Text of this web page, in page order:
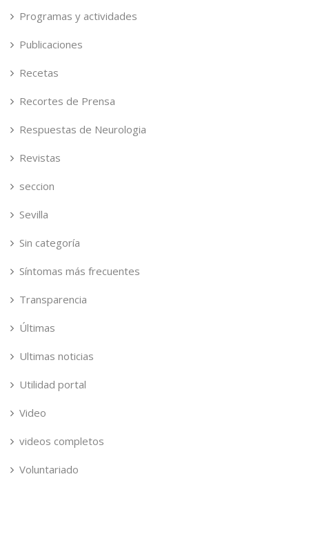
Programas y actividades
Publicaciones
Recetas
Recortes de Prensa
Respuestas de Neurologia
Revistas
seccion
Sevilla
Sin categoría
Síntomas más frecuentes
Transparencia
Últimas
Ultimas noticias
Utilidad portal
Video
videos completos
Voluntariado